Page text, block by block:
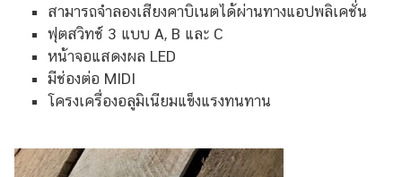
สามารถจำลองเสียงคาบิเนตได้ผ่านทางแอปพลิเคชั่น
ฟุตสวิทช์ 3 แบบ A, B และ C
หน้าจอแสดงผล LED
มีช่องต่อ MIDI
โครงเครื่องอลูมิเนียมแข็งแรงทนทาน